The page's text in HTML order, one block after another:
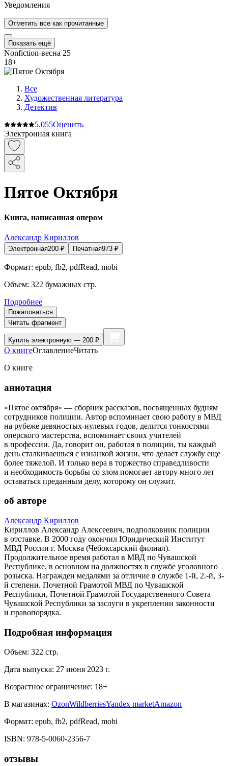
Уведомления
Отметить все как прочитанные
Показать ещё
Nonfiction-весна 25
18+
Все
Художественная литература
Детектив
5.055Оценить
Электронная книга
Пятое Октября
Книга, написанная опером
Александр Кириллов
Электронная200 ₽ Печатная973 ₽
Формат: epub, fb2, pdfRead, mobi
Объем: 322 бумажных стр.
Подробнее
Пожаловаться
Читать фрагмент
Купить электронную — 200 ₽
О книгеОглавлениеЧитать
О книге
аннотация
«Пятое октября» — сборник рассказов, посвященных будням
сотрудников полиции. Автор вспоминает свою работу в МВД
на рубеже девяностых-нулевых годов, делится тонкостями
оперского мастерства, вспоминает своих учителей
в профессии. Да, говорит он, работая в полиции, ты каждый
день сталкиваешься с изнанкой жизни, что делает службу еще
более тяжелой. И только вера в торжество справедливости
и необходимость борьбы со злом помогает автору много лет
оставаться преданным делу, которому он служит.
об авторе
Александр Кириллов
Кириллов Александр Алексеевич, подполковник полиции
в отставке. В 2000 году окончил Юридический Институт
МВД России г. Москва (Чебоксарский филиал).
Продолжительное время работал в МВД по Чувашской
Республике, в основном на должностях в службе уголовного
розыска. Награжден медалями за отличие в службе 1-й, 2.-й, 3-
й степени. Почетной Грамотой МВД по Чувашской
Республики, Почетной Грамотой Государственного Совета
Чувашской Республики за заслуги в укреплении законности
и правопорядка.
Подробная информация
Объем: 322 стр.
Дата выпуска: 27 июня 2023 г.
Возрастное ограничение: 18+
В магазинах: OzonWildberriesYandex marketAmazon
Формат: epub, fb2, pdfRead, mobi
ISBN: 978-5-0060-2356-7
отзывы